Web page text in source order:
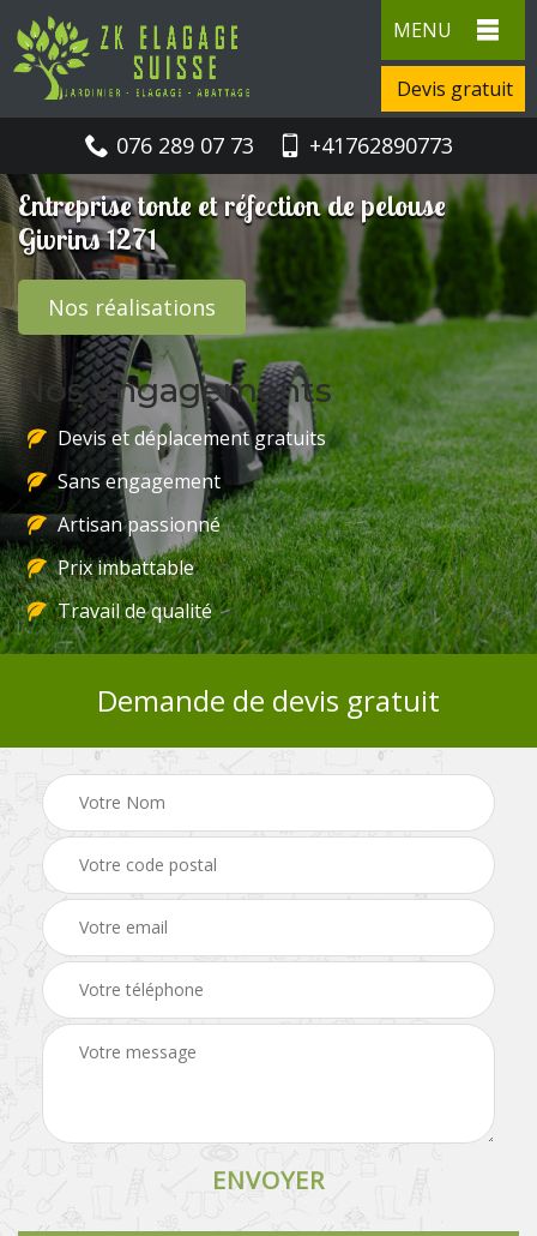
MENU
Devis gratuit
076 289 07 73 +41762890773
Entreprise tonte et réfection de pelouse
Givrins 1271
Nos réalisations
Nos engagements
Devis et déplacement gratuits
Sans engagement
Artisan passionné
Prix imbattable
Travail de qualité
Demande de devis gratuit